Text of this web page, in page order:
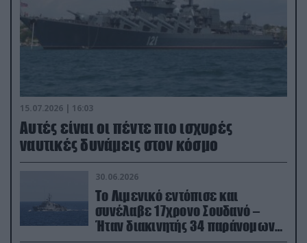
15.07.2026 | 16:03
Aυτές είναι οι πέντε πιο ισχυρές
ναυτικές δυνάμεις στον κόσμο
30.06.2026
Το Λιμενικό εντόπισε και
συνέλαβε 17χρονο Σουδανό –
Ήταν διακινητής 34 παράνομων